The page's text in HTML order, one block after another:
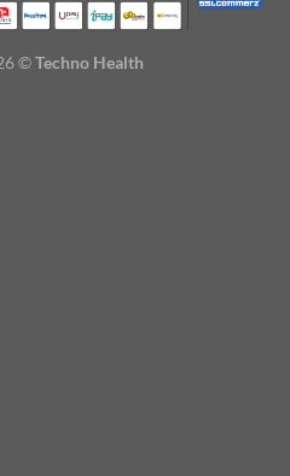
©Techno Health